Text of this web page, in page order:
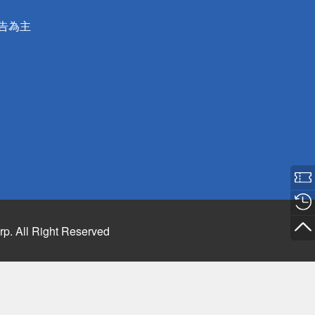
為主
All Right Reserved